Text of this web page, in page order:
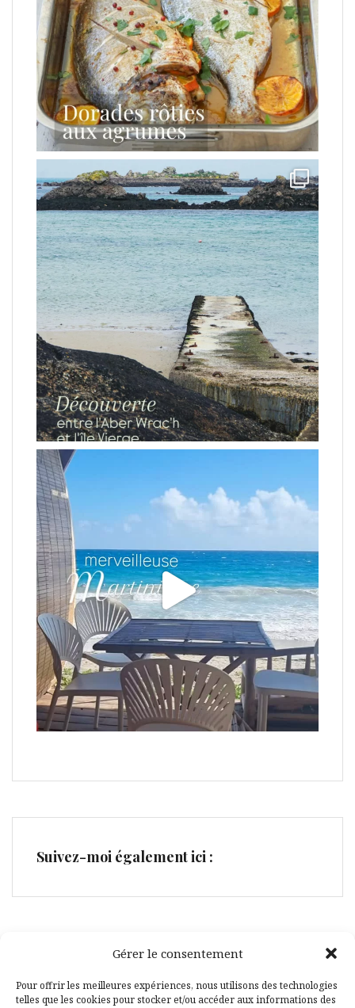
Gérer le consentement
Pour offrir les meilleures expériences, nous utilisons des technologies
telles que les cookies pour stocker et/ou accéder aux informations des
Suivez-moi également ici :
Facebook
Pinterest